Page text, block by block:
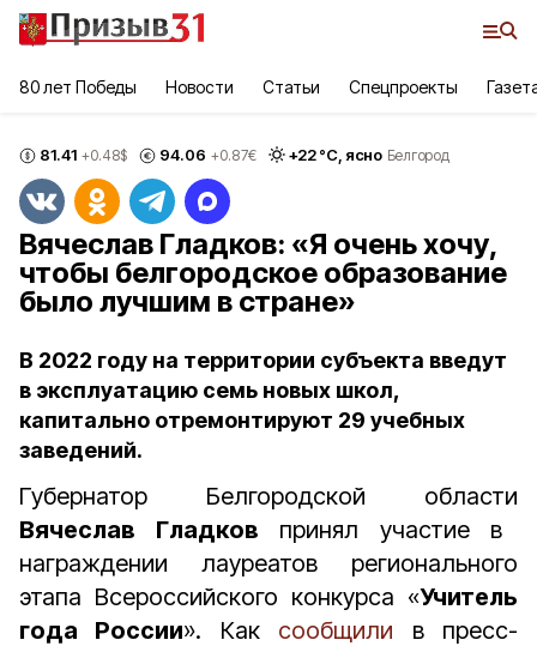
80 лет Победы Новости Статьи Спецпроекты
81.41 +0.48$ 94.06 +0.87€ +22°С, ясно Белгород
Вячеслав Гладков: «Я очень хочу,
чтобы белгородское образование
было лучшим в стране»
В 2022 году на территории субъекта введут
в эксплуатацию семь новых школ,
капитально отремонтируют 29 учебных
заведений.
Губернатор Белгородской области
Вячеслав Гладков принял участие в
награждении лауреатов регионального
этапа Всероссийского конкурса «Учитель
года России». Как сообщили в пресс-